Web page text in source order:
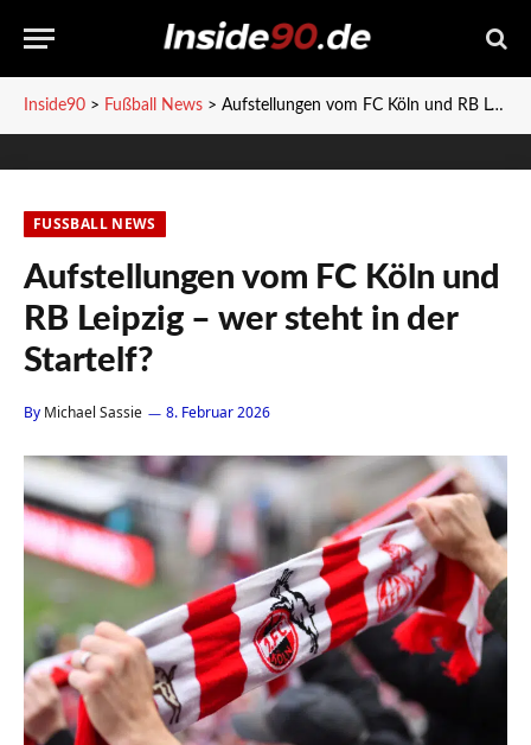
Inside90 > Fußball News > Aufstellungen vom FC Köln und RB Leipzig – wer steht in der Startelf?
FUSSBALL NEWS
Aufstellungen vom FC Köln und
RB Leipzig – wer steht in der
Startelf?
By Michael Sassie 8. Februar 2026